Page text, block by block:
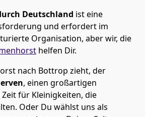
Deutschland ist eine
und erfordert im
Organisation, aber wir, die
helfen Dir.
nach Bottrop zieht, der
, einen großartigen
für Kleinigkeiten, die
Oder Du wählst uns als